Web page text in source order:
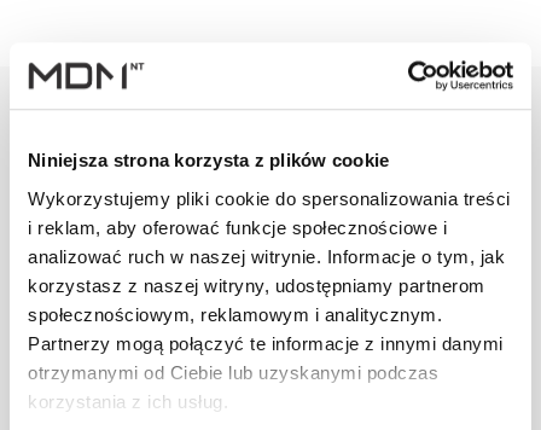
Niniejsza strona korzysta z plików cookie
Wykorzystujemy pliki cookie do spersonalizowania treści
i reklam, aby oferować funkcje społecznościowe i
analizować ruch w naszej witrynie. Informacje o tym, jak
korzystasz z naszej witryny, udostępniamy partnerom
społecznościowym, reklamowym i analitycznym.
Partnerzy mogą połączyć te informacje z innymi danymi
otrzymanymi od Ciebie lub uzyskanymi podczas
korzystania z ich usług.
Warianty Opis Specyfikacja
PRODUKT JM ILOŚĆ
Uchwyt bala
przeciwśn.
DB/DC
brązowy
szt